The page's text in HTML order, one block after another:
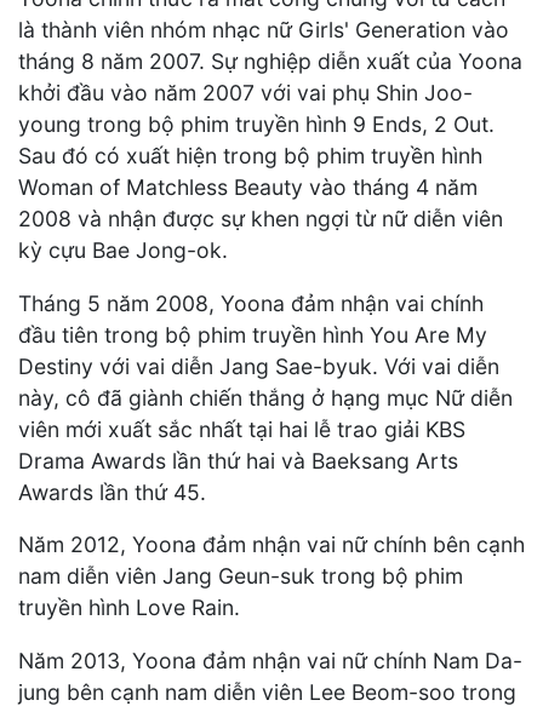
là thành viên nhóm nhạc nữ Girls' Generation vào
tháng 8 năm 2007. Sự nghiệp diễn xuất của Yoona
khởi đầu vào năm 2007 với vai phụ Shin Joo-
young trong bộ phim truyền hình 9 Ends, 2 Out.
Sau đó có xuất hiện trong bộ phim truyền hình
Woman of Matchless Beauty vào tháng 4 năm
2008 và nhận được sự khen ngợi từ nữ diễn viên
kỳ cựu Bae Jong-ok.
Tháng 5 năm 2008, Yoona đảm nhận vai chính
đầu tiên trong bộ phim truyền hình You Are My
Destiny với vai diễn Jang Sae-byuk. Với vai diễn
này, cô đã giành chiến thắng ở hạng mục Nữ diễn
viên mới xuất sắc nhất tại hai lễ trao giải KBS
Drama Awards lần thứ hai và Baeksang Arts
Awards lần thứ 45.
Năm 2012, Yoona đảm nhận vai nữ chính bên cạnh
nam diễn viên Jang Geun-suk trong bộ phim
truyền hình Love Rain.
Năm 2013, Yoona đảm nhận vai nữ chính Nam Da-
jung bên cạnh nam diễn viên Lee Beom-soo trong